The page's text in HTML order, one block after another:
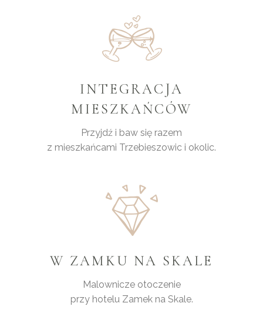
INTEGRACJA
MIESZKAŃCÓW
Przyjdź i baw się razem
z mieszkańcami Trzebieszowic i okolic.
W ZAMKU NA SKALE
Malownicze otoczenie
przy hotelu Zamek na Skale.